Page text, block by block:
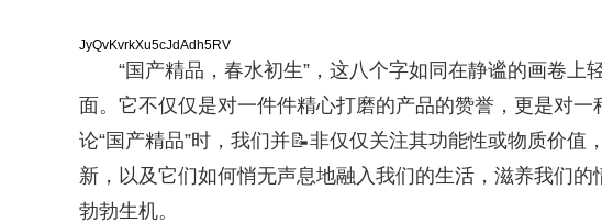
JyQvKvrkXu5cJdAdh5RV
“国产精品，春水初生”，这八个字如同在静谧的画卷
面。它不仅仅是对一件件精心打磨的产品的赞誉，更是对
论“国产精品”时，我们并📝非仅仅关注其功能性或物质价值
新，以及它们如何悄无声息地融入我们的生活，滋养我们
勃勃生机。